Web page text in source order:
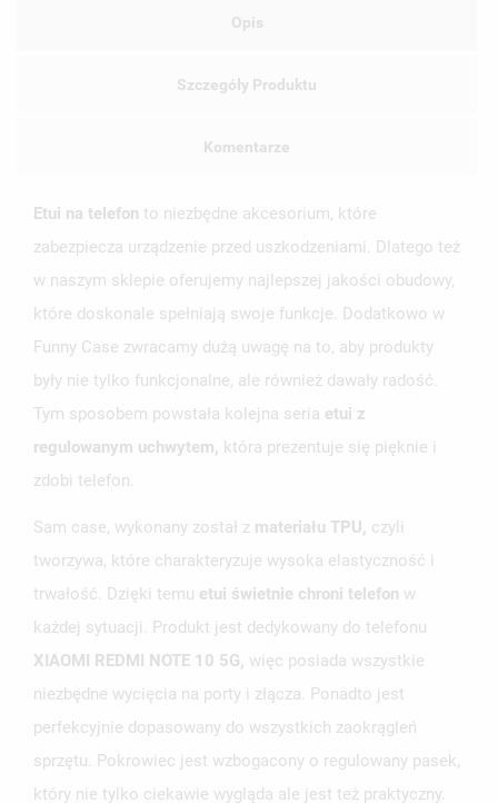
Opis
Szczegóły Produktu
Komentarze
Etui na telefon to niezbędne akcesorium, które
zabezpiecza urządzenie przed uszkodzeniami. Dlatego też
w naszym sklepie oferujemy najlepszej jakości obudowy,
które doskonale spełniają swoje funkcje. Dodatkowo w
Funny Case zwracamy dużą uwagę na to, aby produkty
były nie tylko funkcjonalne, ale również dawały radość.
Tym sposobem powstała kolejna seria etui z
regulowanym uchwytem, która prezentuje się pięknie i
zdobi telefon.
Sam case, wykonany został z materiału TPU, czyli
tworzywa, które charakteryzuje wysoka elastyczność i
trwałość. Dzięki temu etui świetnie chroni telefon w
każdej sytuacji. Produkt jest dedykowany do telefonu
XIAOMI REDMI NOTE 10 5G, więc posiada wszystkie
niezbędne wycięcia na porty i złącza. Ponadto jest
perfekcyjnie dopasowany do wszystkich zaokrągleń
sprzętu. Pokrowiec jest wzbogacony o regulowany pasek,
który nie tylko ciekawie wygląda ale jest też praktyczny.